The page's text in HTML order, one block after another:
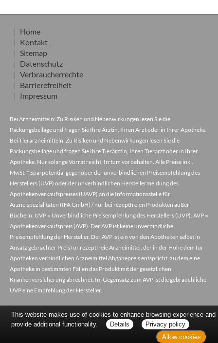
Home
Kontakt
Sitemap
Datenschutz
Verbraucherrechte
Barrierefreiheit
Impressum
Bei Arzneimitteln: Zu Risiken und Nebenwirkungen lesen Sie die
Packungsbeilage und fragen Sie Ihre Ärztin, Ihren Arzt oder in Ihrer Apotheke.
Bei Tierarzneimitteln: Zu Risiken und Nebenwirkungen lesen Sie die
Packungsbeilage und fragen Sie Ihre Tierärztin, Ihren Tierarzt oder in Ihrer
Apotheke. Nur solange Vorrat reicht. Irrtum vorbehalten. Alle Preise inkl.
MwSt. * Sparpotential gegenüber der unverbindlichen Preisempfehlung des
Herstellers (UVP) oder der unverbindlichen Herstellermeldung des
Apothekenverkaufspreises (UAVP) an die Informationsstelle für
Arzneispezialitäten (IFA GmbH) / nur bei rezeptfreien Produkten außer
Büchern. UVP = Unverbindliche Preisempfehlung des Herstellers (UVP). AVP =
Apothekenverkaufspreis (AVP). Der AVP ist keine unverbindliche
Preisempfehlung der Hersteller. Der AVP ist ein von den Apotheken selbst in
Ansatz gebrachter Preis für rezeptfreie Arzneimittel, der in der Höhe dem für
Apotheken verbindlichen Arzneimittel Abgabepreis entspricht, zu dem eine
Apotheke in bestimmten Fällen das Produkt mit der gesetzlichen
Krankenversicherung abrechnet. Im Gegensatz zum AVP ist die gebräuchliche
UVP eine Empfehlung der Hersteller.
This website makes use of cookies to enhance browsing experience and
provide additional functionality.
Details
Privacy policy
Allow cookies